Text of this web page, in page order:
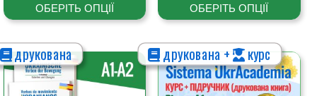
ОБЕРІТЬ ОПЦІЇ ОБЕРІТЬ ОПЦІЇ
друкована
Цей
товар
має
друкована + курс
Цей
товар
має